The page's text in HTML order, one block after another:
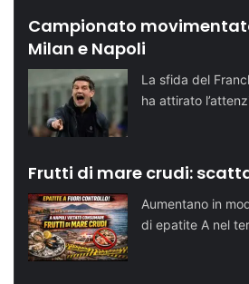
Campionato
Milan e Napoli
La sfida del
ha attirato
Frutti di mare crudi:
Aumentano in
di epatite A nel